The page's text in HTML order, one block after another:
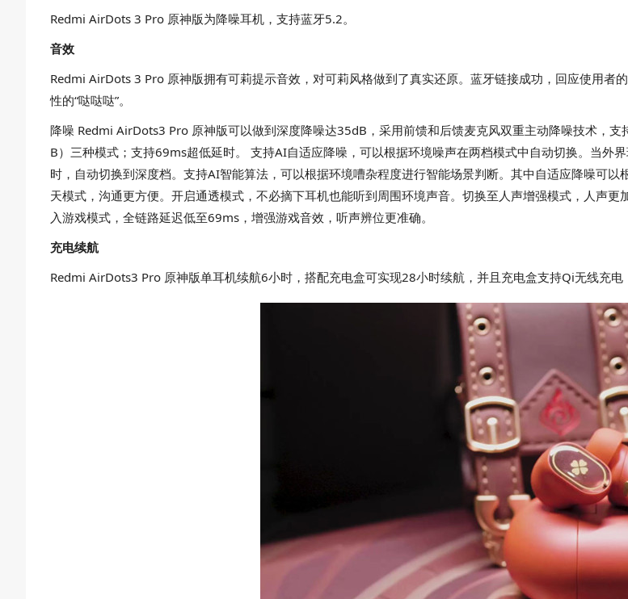
Redmi AirDots 3 Pro 原神版为降噪耳机，支持蓝牙5.2。
音效
Redmi AirDots 3 Pro 原神版拥有可莉提示音效，对可莉风格做到了真实还原。蓝牙链接成功，回应使用
性的“哒哒哒”。
降噪 Redmi AirDots3 Pro 原神版可以做到深度降噪达35dB，采用前馈和后馈麦克风双重主动降噪技术，
B）三种模式；支持69ms超低延时。 支持AI自适应降噪，可以根据环境噪声在两档模式中自动切换。当外
时，自动切换到深度档。支持AI智能算法，可以根据环境嘈杂程度进行智能场景判断。其中自适应降噪可
天模式，沟通更方便。开启通透模式，不必摘下耳机也能听到周围环境声音。切换至人声增强模式，人声
入游戏模式，全链路延迟低至69ms，增强游戏音效，听声辨位更准确。
充电续航
Redmi AirDots3 Pro 原神版单耳机续航6小时，搭配充电盒可实现28小时续航，并且充电盒支持Qi无线充